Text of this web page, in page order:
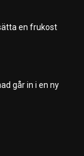
en frukost
går in i en ny